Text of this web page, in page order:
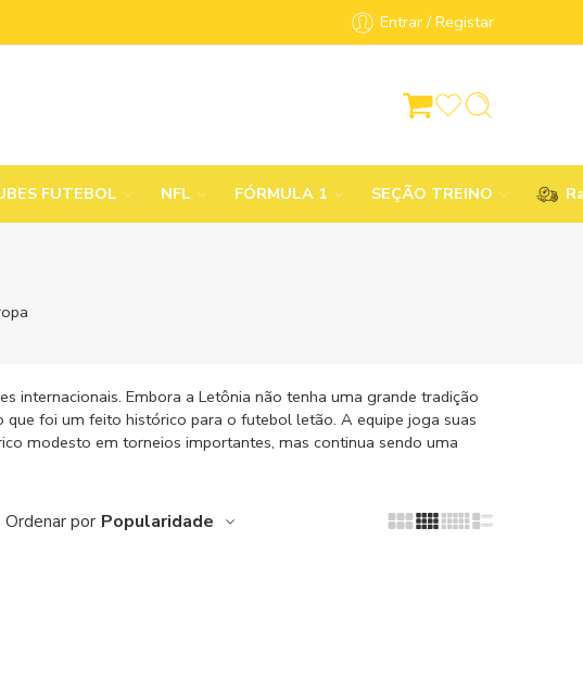
Entrar / Registar
FUTEBOL NFL FÓRMULA 1 SEÇÃO TREINO
internacionais. Embora a Letônia não tenha uma grande tradição
foi um feito histórico para o futebol letão. A equipe joga suas
modesto em torneios importantes, mas continua sendo uma
Ordenar por Popularidade